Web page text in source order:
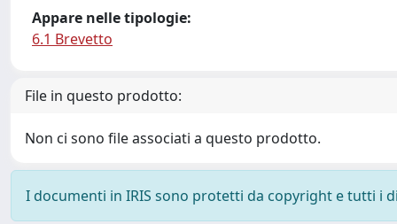
Appare nelle tipologie:
6.1 Brevetto
File in questo prodotto:
Non ci sono file associati a questo prodotto.
I documenti in IRIS sono protetti da copyright e tutti i